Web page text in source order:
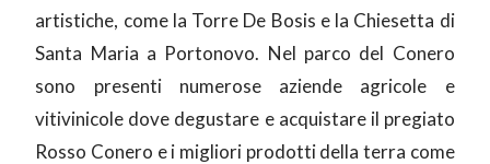
artistiche, come la Torre De Bosis e la Chiesetta di
Santa Maria a Portonovo. Nel parco del Conero
sono presenti numerose aziende agricole e
vitivinicole dove degustare e acquistare il pregiato
Rosso Conero e i migliori prodotti della terra come